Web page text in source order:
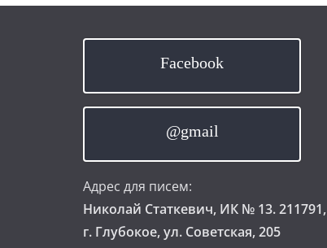
Facebook
@gmail
Адрес для писем:
Николай Статкевич, ИК № 13. 211791,
г. Глубокое, ул. Советская, 205